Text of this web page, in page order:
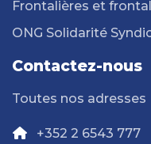
Frontalières et
ONG Solidarité
Contactez-nous
Toutes nos adresses
+352 2 6543 777